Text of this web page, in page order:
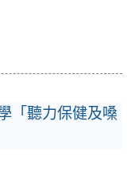
「聽力保健及嗓